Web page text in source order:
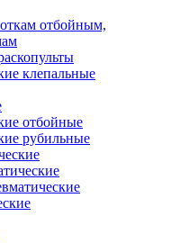
отбойным,
клепальные
отбойные
рубильные